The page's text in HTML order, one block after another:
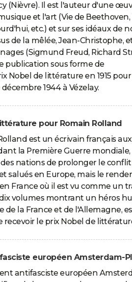
(Nièvre). Il est l'auteur d'une
et l'art (Vie de Beethoven,
etc.) et sur ses idéaux de
de la mêlée, Jean-Christophe,
(Sigmund Freud, Richard
publication sous forme de
Nobel de littérature en 1915
1944 à Vézelay.
pour Romain Rolland
est un écrivain français
la Première Guerre mondiale,
nations de prolonger le
salués en Europe, mais le
France où il est vu comme un
volumes montrant un héros
la France et de l'Allemagne,
le prix Nobel de littérature
européen Amsterdam-
antifasciste européen